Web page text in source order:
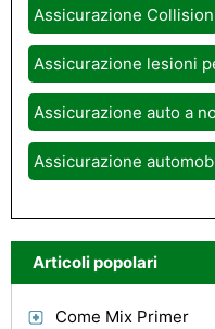
Assicurazione Collision
Assicurazione lesioni
Assicurazione auto a
Assicurazione
Articoli popolari
Come Mix Primer